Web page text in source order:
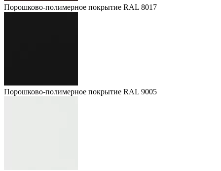
Порошково-полимерное покрытие RAL 8017
Порошково-полимерное покрытие RAL 9005